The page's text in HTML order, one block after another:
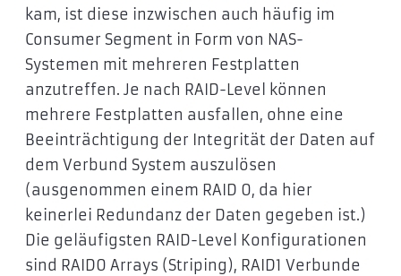
kam, ist diese inzwischen auch häufig im
Consumer Segment in Form von NAS-
Systemen mit mehreren Festplatten
anzutreffen. Je nach RAID-Level können
mehrere Festplatten ausfallen, ohne eine
Beeinträchtigung der Integrität der Daten auf
dem Verbund System auszulösen
(ausgenommen einem RAID 0, da hier
keinerlei Redundanz der Daten gegeben ist.)
Die geläufigsten RAID-Level Konfigurationen
sind RAID0 Arrays (Striping), RAID1 Verbunde